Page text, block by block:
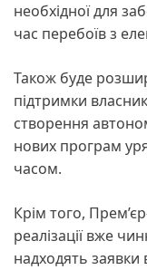
необхідної для
час перебоїв з
Також буде
підтримки
створення
нових програм
часом.
Крім того,
реалізації вже
надходять заявки